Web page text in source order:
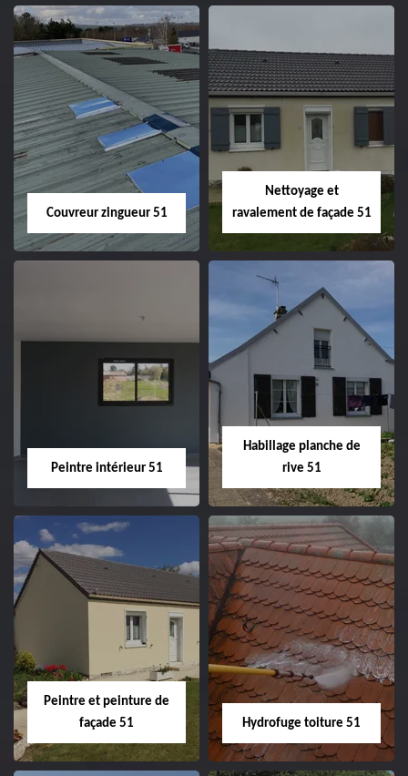
Charpentier 51
Changement de
velux 51
Couvreur zingueur 51
51
Nettoyage et
ravalement de façade 51
Nettoyage et
ravalement de
façade 51
Peintre intérieur 51
Peintre intérieur
Habillage planche de
rive 51
Habillage planche
de rive 51
Peintre et peinture de
façade 51
Hydrofuge toiture 51